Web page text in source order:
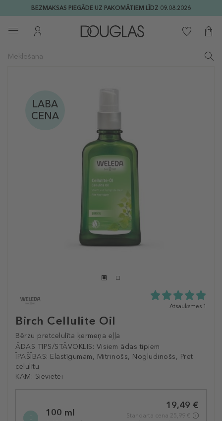
BEZMAKSAS PIEGĀDE UZ PAKOMĀTIEM LĪDZ 09.08.2026
LABA
CENA
Birch Cellulite Oil
Bērzu pretcelulīta ķermeņa eļļa
ĀDAS TIPS/STĀVOKLIS: Visiem ādas tipiem
ĪPAŠĪBAS: Elastīgumam, Mitrinošs, Nogludinošs, Pret
celulītu
KAM: Sievietei
5.0
atsauksmēm
Atsauksmes 1
variation100 ml
19,49 €
Standarta cena 25,99 €